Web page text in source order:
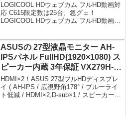
LOGICOOL HDウェブカム フルHD動画対
応 C615限定数は25台。急グェ！
LOGICOOL HDウェブカム フルHD動画対
ASUSの 27型液晶モニター AH-
IPSパネル FullHD(1920×1080) ス
ピーカー内蔵 3年保証 VX279H-J
がタイムセールで31,180円！
HDMI×2！ASUS 27型フルHDディスプレ
イ ( AH-IPS / 広視野角178° / ブルーライ
ト低減 / HDMI×2,D-sub×1 / スピーカー内